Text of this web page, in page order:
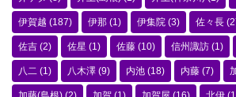
伊賀越 (187) 伊那 (1) 伊集院 (3) 佐々長
佐吉 (2) 佐星 (1) 佐藤 (10) 信州諏訪 (1)
八二 (1) 八木澤 (9) 内池 (18) 内藤 (7)